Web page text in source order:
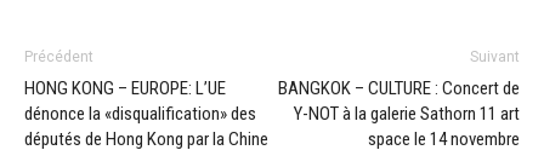
Précédent
HONG KONG – EUROPE: L’UE
dénonce la «disqualification» des
députés de Hong Kong par la Chine
Suivant
BANGKOK – CULTURE : Concert de
Y-NOT à la galerie Sathorn 11 art
space le 14 novembre